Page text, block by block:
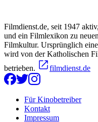
Filmdienst.de, seit 1947
und ein Filmlexikon zu
Filmkultur. Ursprünglich
wird von der Katholischen
betrieben.
filmdienst.de
Für Kinobetreiber
Kontakt
Impressum